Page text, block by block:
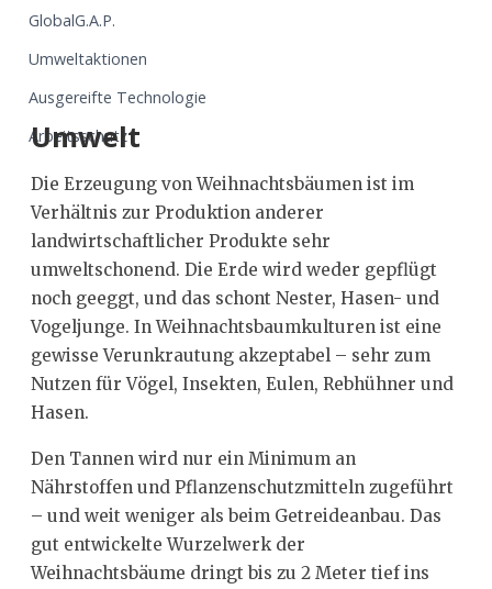
GlobalG.A.P.
Umweltaktionen
Ausgereifte Technologie
Arbeitsschutz
Umwelt
Die Erzeugung von Weihnachtsbäumen ist im
Verhältnis zur Produktion anderer
landwirtschaftlicher Produkte sehr
umweltschonend. Die Erde wird weder gepflügt
noch geeggt, und das schont Nester, Hasen- und
Vogeljunge. In Weihnachtsbaumkulturen ist eine
gewisse Verunkrautung akzeptabel – sehr zum
Nutzen für Vögel, Insekten, Eulen, Rebhühner und
Hasen.
Den Tannen wird nur ein Minimum an
Nährstoffen und Pflanzenschutzmitteln zugeführt
– und weit weniger als beim Getreideanbau. Das
gut entwickelte Wurzelwerk der
Weihnachtsbäume dringt bis zu 2 Meter tief ins